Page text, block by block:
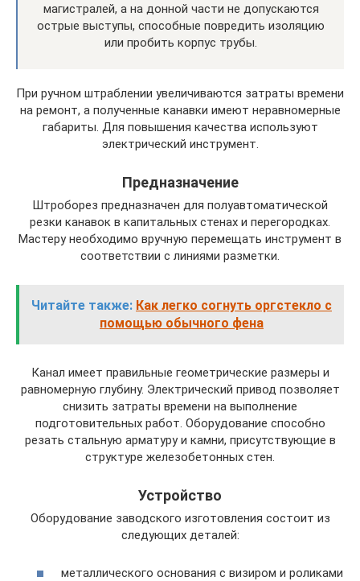
магистралей, а на донной части не допускаются
острые выступы, способные повредить изоляцию
или пробить корпус трубы.
При ручном штраблении увеличиваются затраты времени
на ремонт, а полученные канавки имеют неравномерные
габариты. Для повышения качества используют
электрический инструмент.
Предназначение
Штроборез предназначен для полуавтоматической
резки канавок в капитальных стенах и перегородках.
Мастеру необходимо вручную перемещать инструмент в
соответствии с линиями разметки.
Читайте также: Как легко согнуть оргстекло с
помощью обычного фена
Канал имеет правильные геометрические размеры и
равномерную глубину. Электрический привод позволяет
снизить затраты времени на выполнение
подготовительных работ. Оборудование способно
резать стальную арматуру и камни, присутствующие в
структуре железобетонных стен.
Устройство
Оборудование заводского изготовления состоит из
следующих деталей:
металлического основания с визиром и роликами